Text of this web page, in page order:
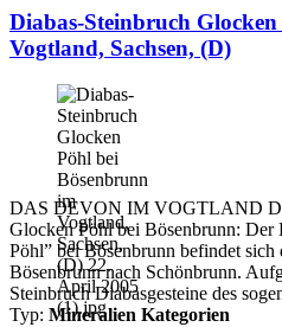
Diabas-Steinbruch
Vogtland, Sachsen, (D)
DAS DEVON IM VOGTLAND
Glocken Pöhl bei Bösenbrunn: Der
Pöhl” bei Bösenbrunn befindet
Bösenbrunn nach Schönbrunn.
Steinbruch Diabasgesteine des
Typ: Mineralien Kategorien